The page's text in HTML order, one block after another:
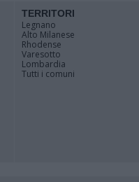
TERRITORI
Legnano
Alto Milanese
Rhodense
Varesotto
Lombardia
Tutti i comuni